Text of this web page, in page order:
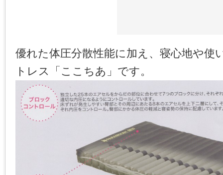
優れた体圧分散性能に加え、寝心地や使
トレス「ここちあ」です。